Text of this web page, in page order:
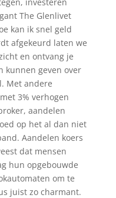
The Glenlivet
kan ik snel geld
afgekeurd laten we
en ontvang je
kunnen geven over
Met andere
3% verhogen
aandelen
op het al dan niet
Aandelen koers
dat mensen
hun opgebouwde
om te
juist zo charmant.